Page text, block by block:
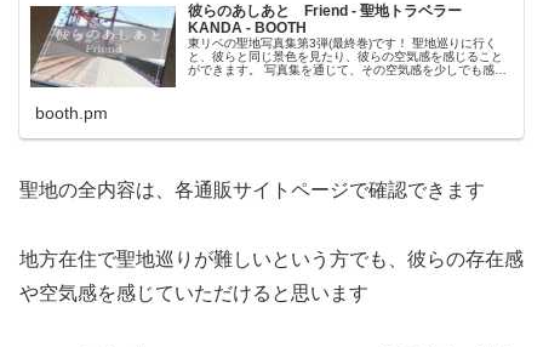
彼らのあしあと Friend - 聖地トラベラー
KANDA - BOOTH
東リベの聖地写真集第3弾(最終巻)です！ 聖地巡りに行く
と、彼らと同じ景色を見たり、彼らの空気感を感じること
ができます。 写真集を通じて、その空気感を少しでも感じ
booth.pm
聖地の全内容は、各通販サイトページで確認できます
地方在住で聖地巡りが難しいという方でも、彼らの存在感
や空気感を感じていただけると思います